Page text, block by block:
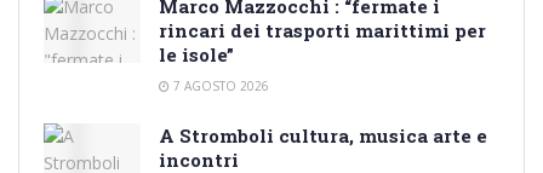
Marco Mazzocchi : “fermate i
rincari dei trasporti marittimi per
le isole”
7 AGOSTO 2026
A Stromboli cultura, musica arte e
incontri